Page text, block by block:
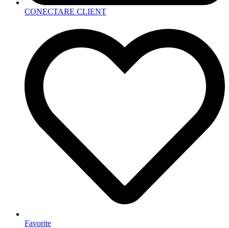
CONECTARE CLIENT
Favorite